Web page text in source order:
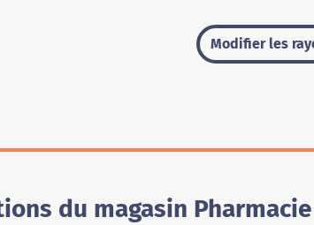
Modifier les
du magasin